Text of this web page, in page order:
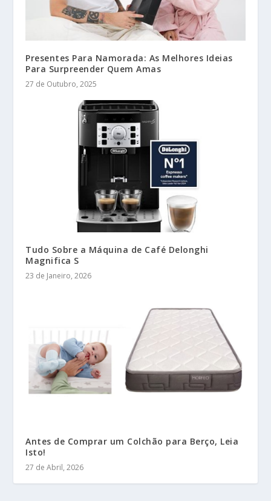
Presentes Para Namorada: As Melhores Ideias
Para Surpreender Quem Amas
27 de Outubro, 2025
Tudo Sobre a Máquina de Café Delonghi
Magnifica S
23 de Janeiro, 2026
Antes de Comprar um Colchão para Berço, Leia
Isto!
27 de Abril, 2026